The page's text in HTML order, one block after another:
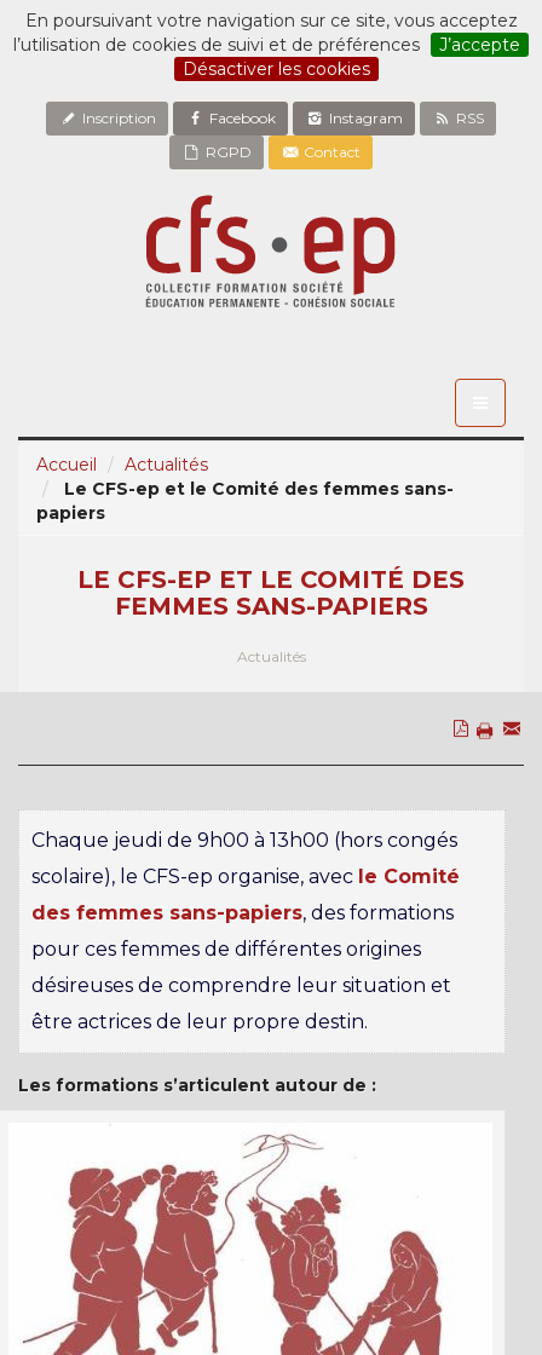
En poursuivant votre navigation sur ce site, vous acceptez
l’utilisation de cookies de suivi et de préférences
J’accepte
Désactiver les cookies
Inscription Facebook Instagram
RSS
RGPD
Contact
Accueil
Actualités
Le CFS-ep et le Comité des femmes sans-
papiers
LE CFS-EP ET LE COMITÉ DES
FEMMES SANS-PAPIERS
Actualités
Chaque jeudi de 9h00 à 13h00 (hors congés
scolaire), le CFS-ep organise, avec le Comité
des femmes sans-papiers, des formations
pour ces femmes de différentes origines
désireuses de comprendre leur situation et
être actrices de leur propre destin.
Les formations s’articulent autour de :